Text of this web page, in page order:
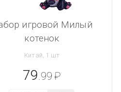
игровой Милый
котенок
Китай, 1 шт
79 .99 ₽